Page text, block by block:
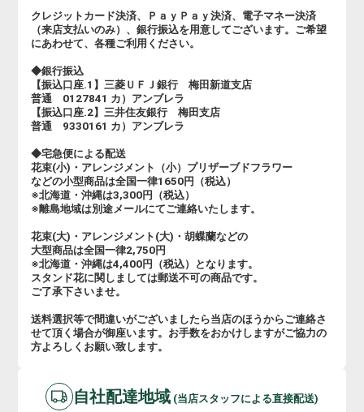
クレジットカード決済、ＰａｙＰａｙ決済、電子マネー決済
（来店支払いのみ）、銀行振込を用意してございます。ご希望
にあわせて、各種ご利用ください。
◆銀行振込
【振込口座.1】三菱ＵＦＪ銀行 梅田新道支店
普通 0127841 カ）アンブレラ
【振込口座.2】三井住友銀行 梅田支店
普通 9330161 カ）アンブレラ
◆宅急便による配送
花束(小)・アレンジメント（小）プリザーブドフラワー
などの小型商品は全国一律1650円（税込）
※北海道・沖縄は3,300円（税込）
※離島地域は別途メールにてご連絡いたします。
花束(大)・アレンジメント(大)・胡蝶蘭などの
大型商品は全国一律2,750円
※北海道・沖縄は4,400円（税込）となります。
スタンド花に関しましては郵送不可の商品です。
ご了承下さいませ。
送料選択等で間違いがございましたら当店のほうからご連絡さ
せて頂く場合が御座います。お手数をおかけしますがご協力の
方よろしくお願い致します。
自社配達地域 (当店スタッフによる直接配送)